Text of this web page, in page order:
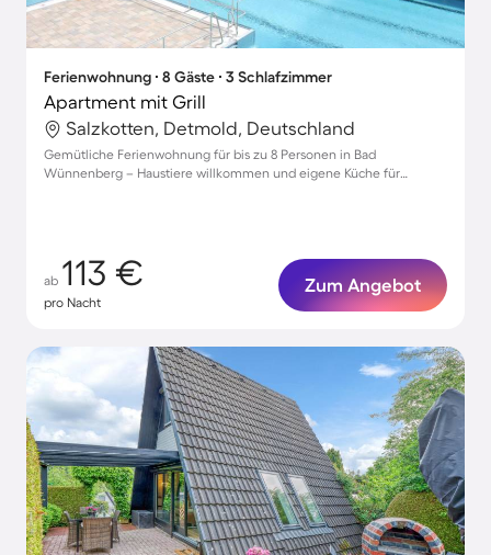
Ferienwohnung ∙ 8 Gäste ∙ 3 Schlafzimmer
Apartment mit Grill
Salzkotten, Detmold, Deutschland
Gemütliche Ferienwohnung für bis zu 8 Personen in Bad
Wünnenberg – Haustiere willkommen und eigene Küche für
ab 113 €
pro Nacht
Zum Angebot